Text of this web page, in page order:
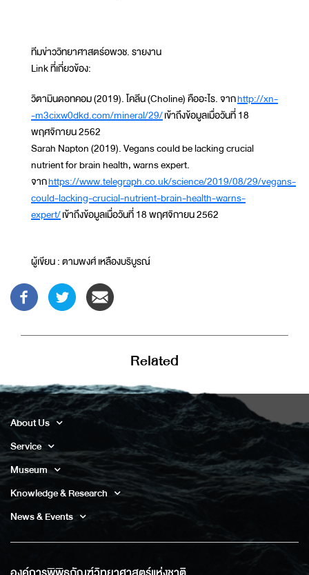
ทีมข่าววิทยาศาสตร์อพวช. รายงาน
Link ที่เกี่ยวข้อง:
วิตามินดอทคอม (2019). โคลีน (Choline) คืออะไร. จากhttp://xn-
-m3cixw0dkd.com/mineral/29/เข้าถึงข้อมูลเมื่อวันที่ 18
พฤศจิกายน 2562
Sarah Napton (2019). Vegans could be lacking crucial
nutrient for brain health, warns expert.
จากhttps://www.telegraph.co.uk/science/2019/08/29/vegans-
could-lacking-crucial-nutrient-brain-health-warns-
expert/เข้าถึงข้อมูลเมื่อวันที่ 18 พฤศจิกายน 2562
ผู้เขียน : ตามพงศ์ เหลืองบริบูรณ์
Related
About Us
Service
Museum
Knowledge & Research
News & Events